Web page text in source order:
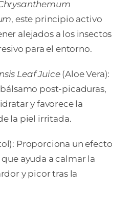
, este principio activo
alejados a los insectos
para el entorno.
Leaf Juice(Aloe Vera):
post-picaduras,
y favorece la
la piel irritada.
Proporciona un efecto
ayuda a calmar la
y picor tras la